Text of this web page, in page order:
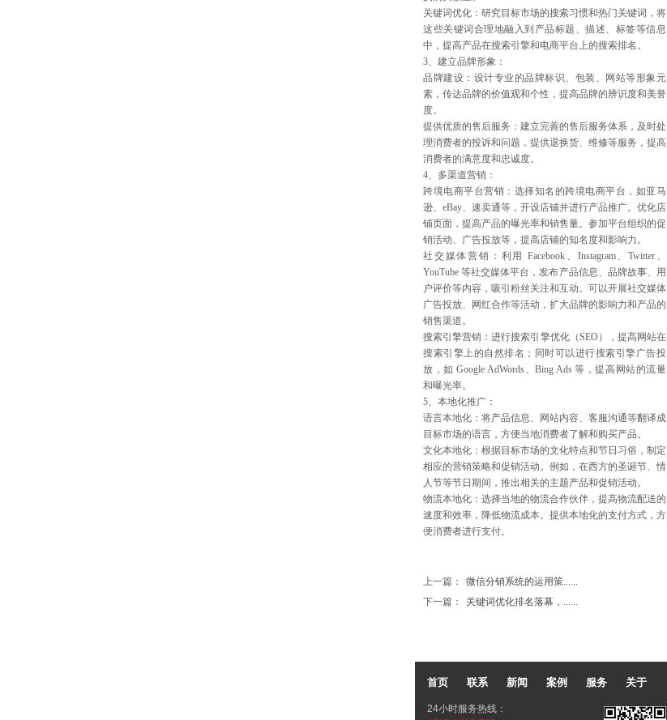
关键词优化：研究目标市场的搜索习惯和热门关键词，将
这些关键词合理地融入到产品标题、描述、标签等信息
中，提高产品在搜索引擎和电商平台上的搜索排名。
3、建立品牌形象：
品牌建设：设计专业的品牌标识、包装、网站等形象元
素，传达品牌的价值观和个性，提高品牌的辨识度和美誉
度。
提供优质的售后服务：建立完善的售后服务体系，及时处
理消费者的投诉和问题，提供退换货、维修等服务，提高
消费者的满意度和忠诚度。
4、多渠道营销：
跨境电商平台营销：选择知名的跨境电商平台，如亚马
逊、eBay、速卖通等，开设店铺并进行产品推广。优化店
铺页面，提高产品的曝光率和销售量。参加平台组织的促
销活动、广告投放等，提高店铺的知名度和影响力。
社交媒体营销：利用 Facebook、Instagram、Twitter、
YouTube 等社交媒体平台，发布产品信息、品牌故事、用
户评价等内容，吸引粉丝关注和互动。可以开展社交媒体
广告投放、网红合作等活动，扩大品牌的影响力和产品的
销售渠道。
搜索引擎营销：进行搜索引擎优化（SEO），提高网站在
搜索引擎上的自然排名；同时可以进行搜索引擎广告投
放，如 Google AdWords、Bing Ads 等，提高网站的流量
和曝光率。
5、本地化推广：
语言本地化：将产品信息、网站内容、客服沟通等翻译成
目标市场的语言，方便当地消费者了解和购买产品。
文化本地化：根据目标市场的文化特点和节日习俗，制定
相应的营销策略和促销活动。例如，在西方的圣诞节、情
人节等节日期间，推出相关的主题产品和促销活动。
物流本地化：选择当地的物流合作伙伴，提高物流配送的
速度和效率，降低物流成本。提供本地化的支付方式，方
便消费者进行支付。
上一篇：
微信分销系统的运用策......
下一篇：
关键词优化排名落幕，......
24小时服务热线：
首页 联系 新闻 案例 服务 关于